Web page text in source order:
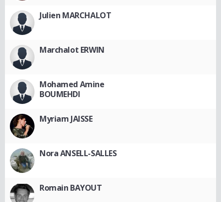
Julien MARCHALOT
Marchalot ERWIN
Mohamed Amine
BOUMEHDI
Myriam JAISSE
Nora ANSELL-SALLES
Romain BAYOUT